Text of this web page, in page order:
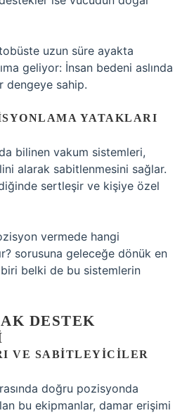
uzun süre ayakta
geliyor: İnsan bedeni aslında
dengeye sahip.
YATAKLARI
bilinen vakum sistemleri,
alarak sabitlenmesini sağlar.
sertleşir ve kişiye özel
vermede hangi
sorusuna geleceğe dönük en
belki de bu sistemlerin
DESTEK
VE SABITLEYICILER
doğru pozisyonda
bu ekipmanlar, damar erişimi